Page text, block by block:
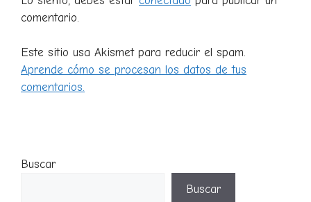
comentario.
Este sitio usa Akismet para reducir el spam.
Aprende cómo se procesan los datos de tus
comentarios.
Buscar
Buscar